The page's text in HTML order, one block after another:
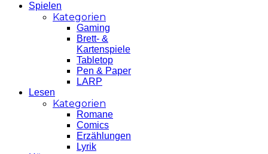
Spielen
Kategorien
Gaming
Brett- &
Kartenspiele
Tabletop
Pen & Paper
LARP
Lesen
Kategorien
Romane
Comics
Erzählungen
Lyrik